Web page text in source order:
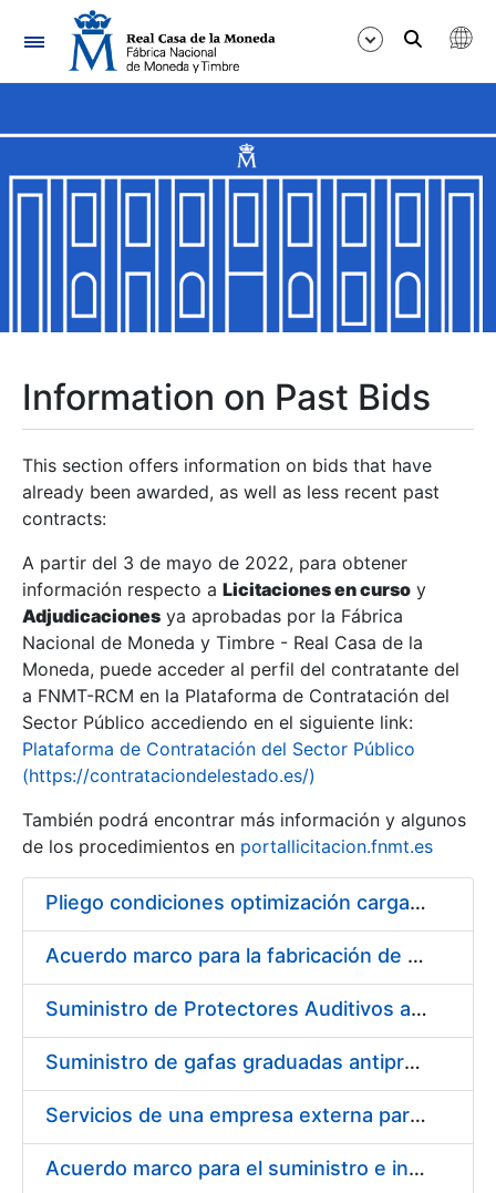
Navigation
Show/Hide
Show/Hide
Show/Hide
Show/Hide
Show/Hide
Show/Hide
Information on Past Bids
This section offers information on bids that have
already been awarded, as well as less recent past
contracts:
A partir del 3 de mayo de 2022, para obtener
información respecto a Licitaciones en curso y
Adjudicaciones ya aprobadas por la Fábrica
Nacional de Moneda y Timbre - Real Casa de la
Moneda, puede acceder al perfil del contratante del
a FNMT-RCM en la Plataforma de Contratación del
Sector Público accediendo en el siguiente link:
Plataforma de Contratación del Sector Público
(https://contrataciondelestado.es/)
También podrá encontrar más información y algunos
de los procedimientos en portallicitacion.fnmt.es
Pliego condiciones optimización cargas compras firmado
Acuerdo marco para la fabricación de piezas
Suministro de Protectores Auditivos a medida para las personas trabajadoras de los Centros de Trabajo de Madrid y Burgos
Suministro de gafas graduadas antiproyecciones para los trabajadores de la FNMT-RCM en los centros de trabajo de Madrid y Burgos
Servicios de una empresa externa para el asesoramiento y resolución de los recursos de alzada que se presentan relacionados con procesos de selección para la FNMT-RCM
Acuerdo marco para el suministro e instalación de persianas, estores y otros complementos